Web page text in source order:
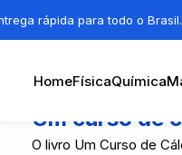
rápida para todo o Brasil.
HomeFísicaQuímica
Um curso de
O livro Um Curso de